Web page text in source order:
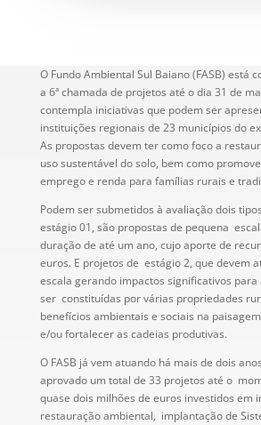
O Fundo Ambiental Sul Baiano (FASB) está
a 6ª chamada de projetos até o dia 31 de
contempla iniciativas que podem ser
instituições regionais de 23 municípios do
As propostas devem ter como foco a
uso sustentável do solo, bem como
emprego e renda para famílias rurais e
Podem ser submetidos à avaliação dois
estágio 01, são propostas de pequena
duração de até um ano, cujo aporte de
euros. E projetos de estágio 2, que devem
escala gerando impactos significativos
ser constituídas por várias propriedades
benefícios ambientais e sociais na
e/ou fortalecer as cadeias produtivas.
O FASB já vem atuando há mais de dois
aprovado um total de 33 projetos até o
quase dois milhões de euros investidos em
restauração ambiental, implantação de